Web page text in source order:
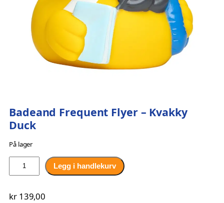
Badeand Frequent Flyer – Kvakky
Duck
På lager
a
e
Legg i handlekurv
kr139,00